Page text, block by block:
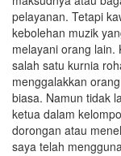
pelayanan. Tetapi
kebolehan muzik
melayani orang lain.
salah satu kurnia
menggalakkan
biasa. Namun tidak
ketua dalam
dorongan atau
saya telah